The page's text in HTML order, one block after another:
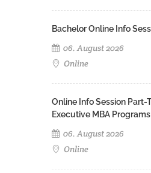
Bachelor Online Info
06. August 2026
Online
Online Info Session Part-
Executive MBA Programs
06. August 2026
Online